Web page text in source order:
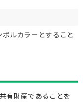
ルカラーとすること
有財産であることを